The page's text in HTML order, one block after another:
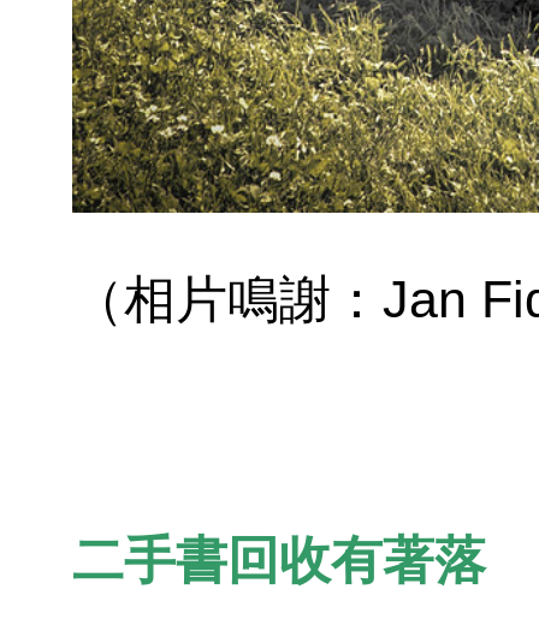
（相片鳴謝：Jan
二手書回收有著落